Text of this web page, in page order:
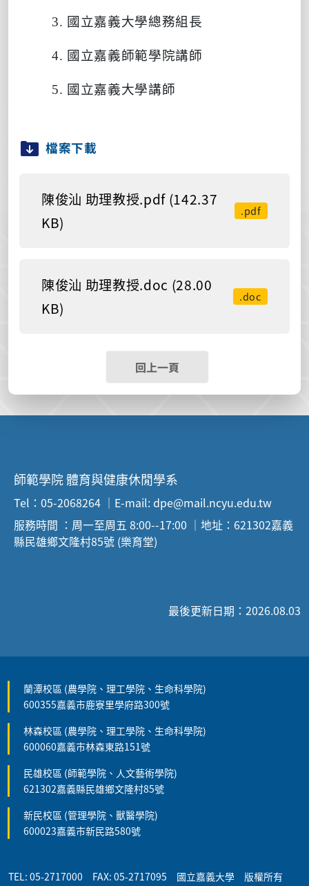
3. 國立嘉義大學總務組長
4. 國立嘉義師範學院講師
5. 國立嘉義大學講師
檔案下載
陳俊汕 助理教授.pdf (142.37
KB)
.pdf
陳俊汕 助理教授.doc (28.00
KB)
.doc
回上一頁
師範學院 體育與健康休閒學系
Tel：05-2068264 ｜E-mail: dpe@mail.ncyu.edu.tw
服務時間 ：周一至周五 8:00--17:00 ｜地址：621302嘉義
縣民雄鄉文隆村85號 (樂育堂)
最後更新日期：2026.08.03
蘭潭校區 (農學院、理工學院、生命科學院)
600355嘉義市鹿寮里學府路300號
林森校區 (農學院、理工學院、生命科學院)
600060嘉義市林森東路151號
民雄校區 (師範學院、人文藝術學院)
621302嘉義縣民雄鄉文隆村85號
新民校區 (管理學院、獸醫學院)
600023嘉義市新民路580號
TEL: 05-2717000 FAX: 05-2717095 國立嘉義大學 版權所有